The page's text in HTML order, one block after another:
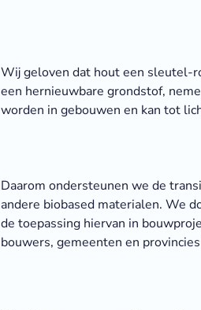
Wij geloven dat hout een sleutel-
een hernieuwbare grondstof,
worden in gebouwen en kan tot
Daarom ondersteunen we de
andere biobased materialen. We
de toepassing hiervan in
bouwers, gemeenten en